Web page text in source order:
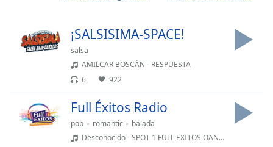
Playback
Chapters
¡SALSISIMA-SPACE!
salsa
AMILCAR BOSCÁN - RESPUESTA
6
922
Full Éxitos Radio
pop romantic
balada
Desconocido - SPOT 1 FULL EXITOS OANEIDYS